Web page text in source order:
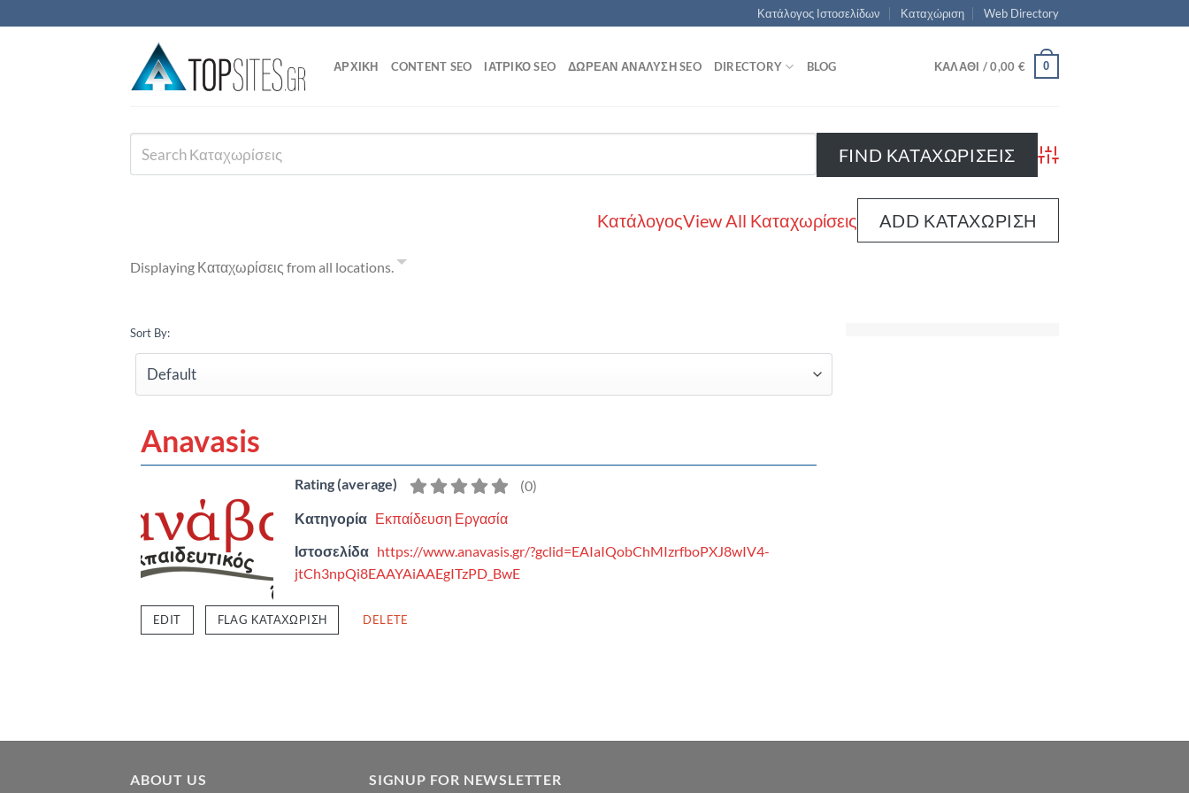
στο
Κατάλογος Ιστοσελίδων Καταχώριση Web Directory
ΑΡΧΙΚΗ CONTENT SEO ΙΑΤΡΙΚΌ SEO ΔΩΡΕΆΝ ΑΝΆΛΥΣΗ SEO DIRECTORY BLOG ΚΑΛΆΘΙ /0,00 € 0
Advanced Search
ΚατάλογοςView All Καταχωρίσεις ADD ΚΑΤΑΧΏΡΙΣΗ
Displaying Καταχωρίσεις from all locations.
Sort By:
Anavasis
Rating (average) (0)
Κατηγορία Εκπαίδευση Εργασία
Ιστοσελίδα https://www.anavasis.gr/?gclid=EAIaIQobChMIzrfboPXJ8wIV4-
jtCh3npQi8EAAYAiAAEgITzPD_BwE
EDIT FLAG ΚΑΤΑΧΏΡΙΣΗ DELETE
ABOUT US SIGNUP FOR NEWSLETTER